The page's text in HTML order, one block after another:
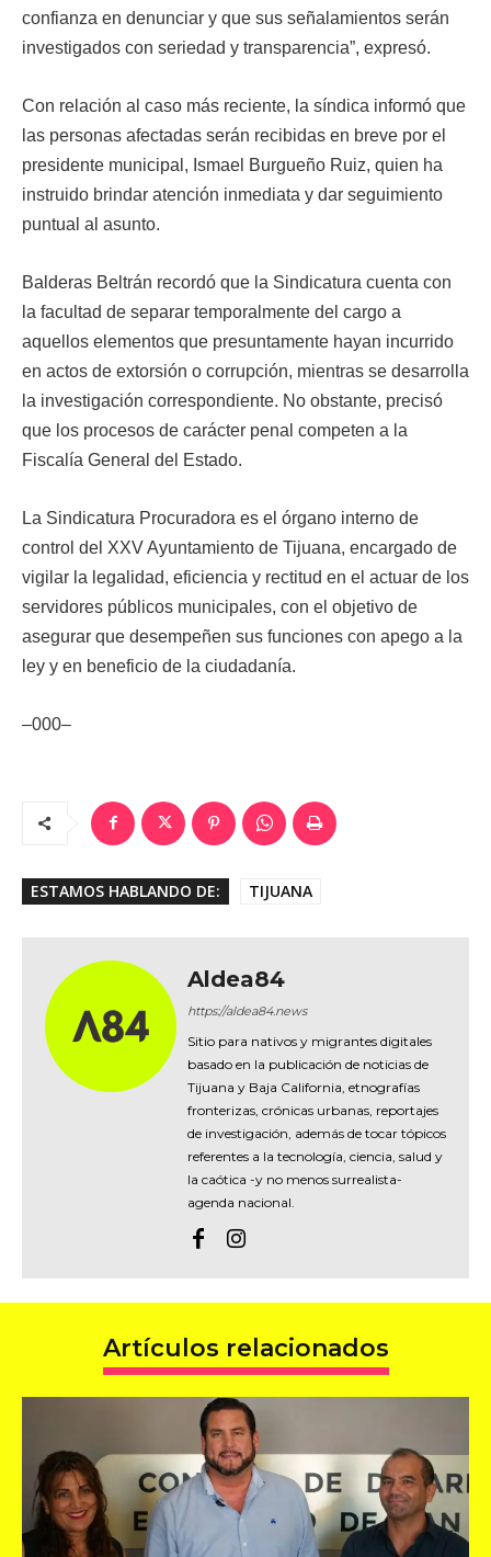
confianza en denunciar y que sus señalamientos serán
investigados con seriedad y transparencia”, expresó.
Con relación al caso más reciente, la síndica informó que
las personas afectadas serán recibidas en breve por el
presidente municipal, Ismael Burgueño Ruiz, quien ha
instruido brindar atención inmediata y dar seguimiento
puntual al asunto.
Balderas Beltrán recordó que la Sindicatura cuenta con
la facultad de separar temporalmente del cargo a
aquellos elementos que presuntamente hayan incurrido
en actos de extorsión o corrupción, mientras se desarrolla
la investigación correspondiente. No obstante, precisó
que los procesos de carácter penal competen a la
Fiscalía General del Estado.
La Sindicatura Procuradora es el órgano interno de
control del XXV Ayuntamiento de Tijuana, encargado de
vigilar la legalidad, eficiencia y rectitud en el actuar de los
servidores públicos municipales, con el objetivo de
asegurar que desempeñen sus funciones con apego a la
ley y en beneficio de la ciudadanía.
–000–
ESTAMOS HABLANDO DE: TIJUANA
Aldea84
https://aldea84.news
Sitio para nativos y migrantes digitales
basado en la publicación de noticias de
Tijuana y Baja California, etnografías
fronterizas, crónicas urbanas, reportajes
de investigación, además de tocar tópicos
referentes a la tecnología, ciencia, salud y
la caótica -y no menos surrealista-
agenda nacional.
Artículos relacionados